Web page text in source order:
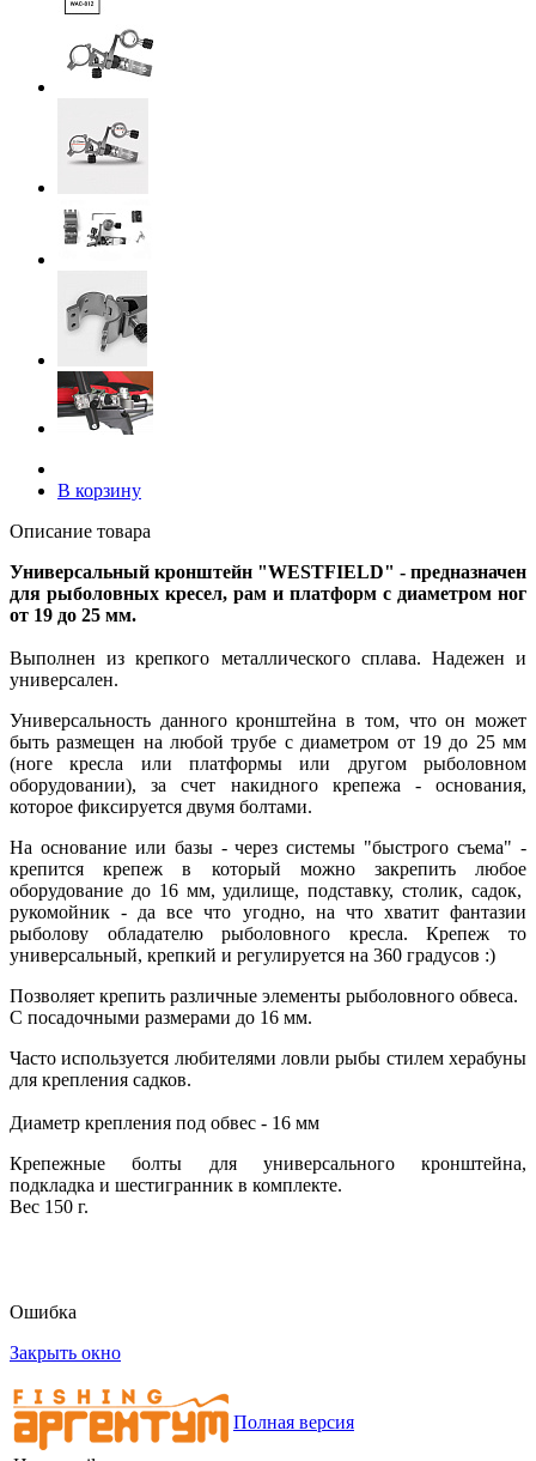
В корзину
Описание товара
Универсальный кронштейн "WESTFIELD" - предназначен
для рыболовных кресел, рам и платформ с диаметром ног
от 19 до 25 мм.
Выполнен из крепкого металлического сплава. Надежен и
универсален.
Универсальность данного кронштейна в том, что он может
быть размещен на любой трубе с диаметром от 19 до 25 мм
(ноге кресла или платформы или другом рыболовном
оборудовании), за счет накидного крепежа - основания,
которое фиксируется двумя болтами.
На основание или базы - через системы "быстрого съема" -
крепится крепеж в который можно закрепить любое
оборудование до 16 мм, удилище, подставку, столик, садок,
рукомойник - да все что угодно, на что хватит фантазии
рыболову обладателю рыболовного кресла. Крепеж то
универсальный, крепкий и регулируется на 360 градусов :)
Позволяет крепить различные элементы рыболовного обвеса.
С посадочными размерами до 16 мм.
Часто используется любителями ловли рыбы стилем херабуны
для крепления садков.
Диаметр крепления под обвес - 16 мм
Крепежные болты для универсального кронштейна,
подкладка и шестигранник в комплекте.
Вес 150 г.
Ошибка
Закрыть окно
Полная версия